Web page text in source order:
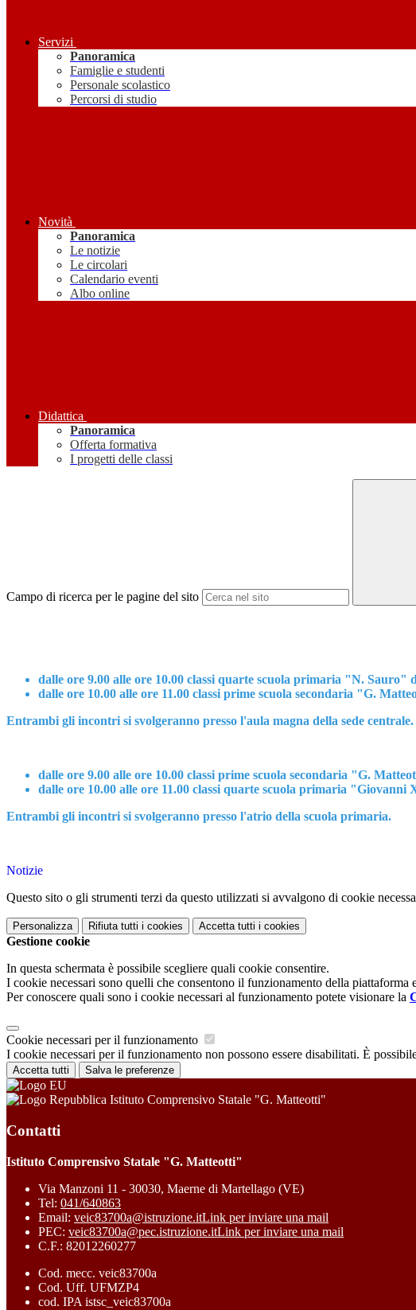
Servizi
Panoramica
Famiglie e studenti
Personale scolastico
Percorsi di studio
Novità
Panoramica
Le notizie
Le circolari
Calendario eventi
Albo online
Didattica
Panoramica
Offerta formativa
I progetti delle classi
Campo di ricerca per le pagine del sito
dalle ore 9.00 alle ore 10.00 classi quarte scuola primaria "N. Sauro"
dalle ore 10.00 alle ore 11.00 classi prime scuola secondaria "G.
Entrambi gli incontri si svolgeranno presso l'aula magna della sede centrale.
dalle ore 9.00 alle ore 10.00 classi prime scuola secondaria "G.
dalle ore 10.00 alle ore 11.00 classi quarte scuola primaria
Entrambi gli incontri si svolgeranno presso l'atrio della scuola primaria.
Notizie
Questo sito o gli strumenti terzi da questo utilizzati si avvalgono di cookie
Personalizza Rifiuta tutti i cookies Accetta tutti i cookies
Gestione cookie
In questa schermata è possibile scegliere quali cookie consentire.
I cookie necessari sono quelli che consentono il funzionamento della piattaforma
Per conoscere quali sono i cookie necessari al funzionamento potete visionare la
Cookie necessari per il funzionamento
I cookie necessari per il funzionamento non possono essere disabilitati. È
Accetta tutti Salva le preferenze
Istituto Comprensivo Statale "G. Matteotti"
Contatti
Istituto Comprensivo Statale "G. Matteotti"
Via Manzoni 11 - 30030, Maerne di Martellago (VE)
Tel: 041/640863
Email: veic83700a@istruzione.itLink per inviare una mail
PEC: veic83700a@pec.istruzione.itLink per inviare una mail
C.F.: 82012260277
Cod. mecc. veic83700a
Cod. Uff. UFMZP4
cod. IPA istsc_veic83700a